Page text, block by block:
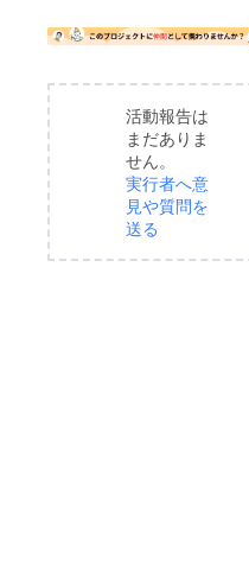
活動報告は
まだありま
せん。
実行者へ意
見や質問を
送る